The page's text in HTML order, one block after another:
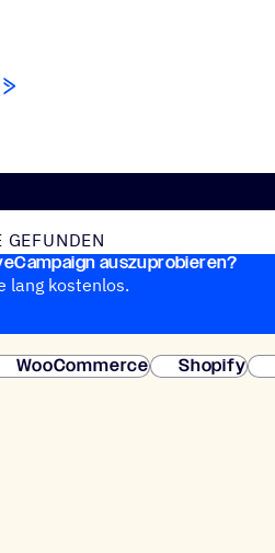
GEFUNDEN
auszuprobieren?
lang kostenlos.
WooCommerce Shopify